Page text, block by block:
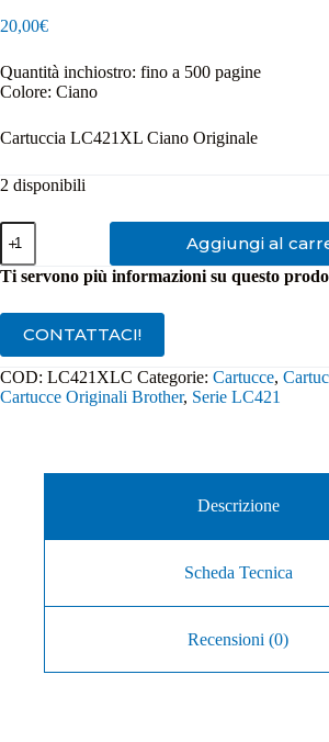
20,00€
Quantità inchiostro: fino a 500 pagine
Colore: Ciano
Cartuccia LC421XL Ciano Originale
2 disponibili
Cartuccia
Originale
Brother
LC421XL
Aggiungi al
Ti servono più informazioni su questo
CONTATTACI!
COD: LC421XLC Categorie: Cartucce,
Cartucce Originali Brother, Serie LC421
Descrizione
Scheda Tecnica
Recensioni (0)